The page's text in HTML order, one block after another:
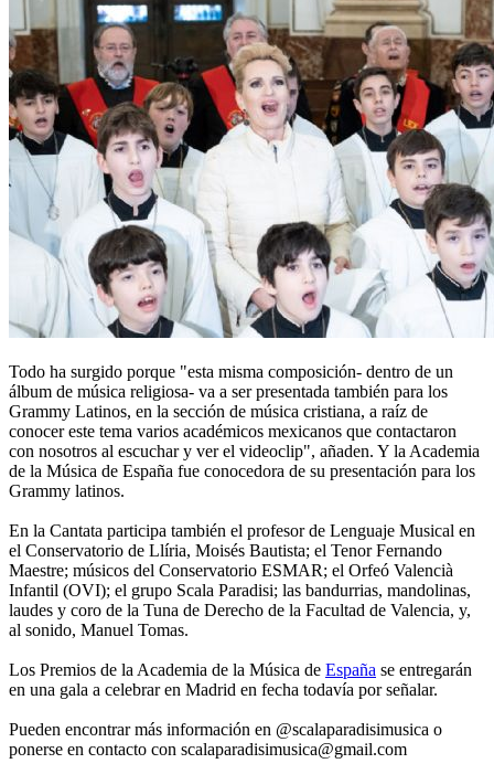
Todo ha surgido porque "esta misma composición- dentro de un
álbum de música religiosa- va a ser presentada también para los
Grammy Latinos, en la sección de música cristiana, a raíz de
conocer este tema varios académicos mexicanos que contactaron
con nosotros al escuchar y ver el videoclip", añaden. Y la Academia
de la Música de España fue conocedora de su presentación para los
Grammy latinos.
En la Cantata participa también el profesor de Lenguaje Musical en
el Conservatorio de Llíria, Moisés Bautista; el Tenor Fernando
Maestre; músicos del Conservatorio ESMAR; el Orfeó Valencià
Infantil (OVI); el grupo Scala Paradisi; las bandurrias, mandolinas,
laudes y coro de la Tuna de Derecho de la Facultad de Valencia, y,
al sonido, Manuel Tomas.
Los Premios de la Academia de la Música de España se entregarán
en una gala a celebrar en Madrid en fecha todavía por señalar.
Pueden encontrar más información en @scalaparadisimusica o
ponerse en contacto con scalaparadisimusica@gmail.com